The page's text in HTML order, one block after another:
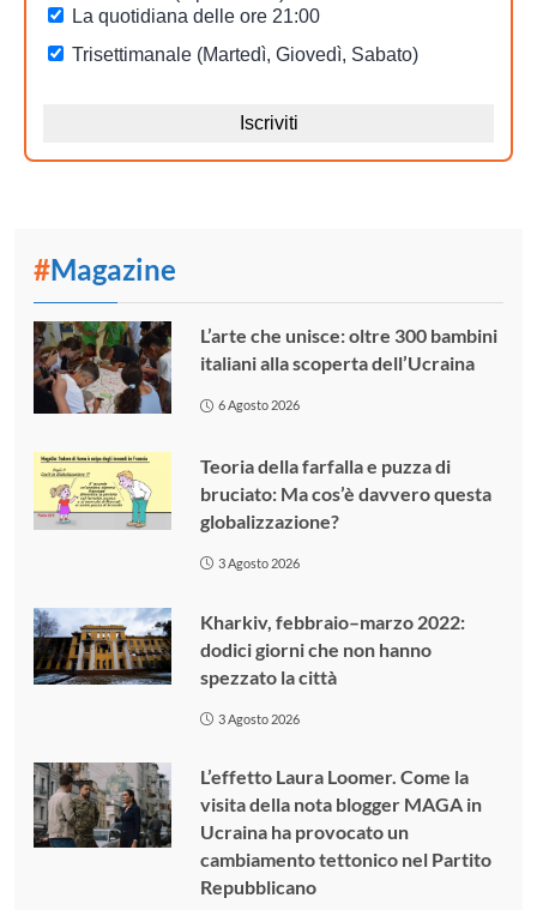
#Magazine
L’arte che unisce: oltre 300 bambini
italiani alla scoperta dell’Ucraina
6 Agosto 2026
Teoria della farfalla e puzza di
bruciato: Ma cos’è davvero questa
globalizzazione?
3 Agosto 2026
Kharkiv, febbraio–marzo 2022:
dodici giorni che non hanno
spezzato la città
3 Agosto 2026
L’effetto Laura Loomer. Come la
visita della nota blogger MAGA in
Ucraina ha provocato un
cambiamento tettonico nel Partito
Repubblicano